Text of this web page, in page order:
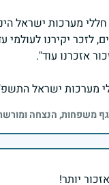
מערכות ישראל
מערכות ישראל התשפ"ה -
משפחות, הנצחה